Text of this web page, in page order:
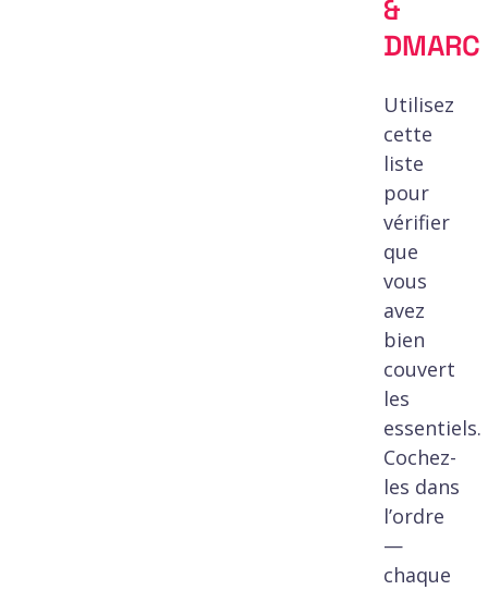
&
DMARC
Utilisez
cette
liste
pour
vérifier
que
vous
avez
bien
couvert
les
essentiels.
Cochez-
les dans
l’ordre
—
chaque